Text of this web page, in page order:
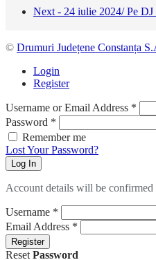
Next - 24 iulie 2024/ Pe
© Drumuri Județene Constanța
Login
Register
Username or Email Address *
Password *
Remember me
Lost Your Password?
Log In
Account details will be confirmed
Username *
Email Address *
Register
Reset Password